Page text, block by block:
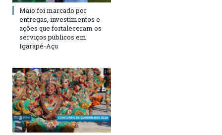
Maio foi marcado por
entregas, investimentos e
ações que fortaleceram os
serviços públicos em
Igarapé-Açu